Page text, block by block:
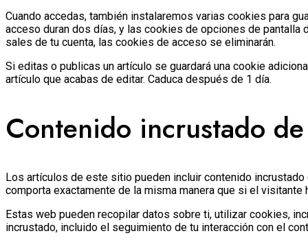
Cuando accedas, también instalaremos varias cookies para
acceso duran dos días, y las cookies de opciones de pantalla
sales de tu cuenta, las cookies de acceso se eliminarán.
Si editas o publicas un artículo se guardará una cookie
artículo que acabas de editar. Caduca después de 1 día.
Contenido incrustado
Los artículos de este sitio pueden incluir contenido
comporta exactamente de la misma manera que si el visitante
Estas web pueden recopilar datos sobre ti, utilizar cookies,
incrustado, incluido el seguimiento de tu interacción con el